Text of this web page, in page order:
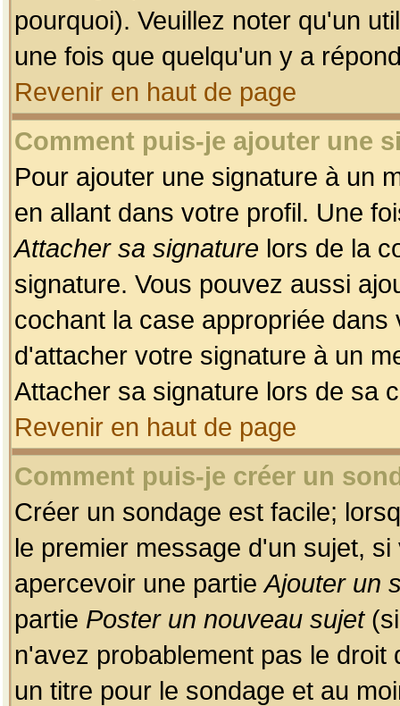
pourquoi). Veuillez noter qu'un
une fois que quelqu'un y a
Revenir en haut de page
Comment puis-je ajouter une
Pour ajouter une signature à un
en allant dans votre profil. Une
Attacher sa signature lors de la
signature. Vous pouvez aussi
cochant la case appropriée
d'attacher votre signature à un
Attacher sa signature lors de sa
Revenir en haut de page
Comment puis-je créer un
Créer un sondage est facile;
le premier message d'un sujet,
apercevoir une partieAjouter un
partie Poster un nouveau sujet(si
n'avez probablement pas le
un titre pour le sondage et au